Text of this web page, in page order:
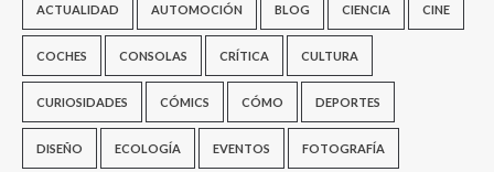
ACTUALIDAD AUTOMOCIÓN BLOG CIENCIA CINE
COCHES CONSOLAS CRÍTICA CULTURA
CURIOSIDADES CÓMICS CÓMO DEPORTES
DISEÑO ECOLOGÍA EVENTOS FOTOGRAFÍA